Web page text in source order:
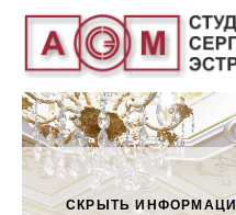
Перейти
основному
содержанию
СКРЫТЬ